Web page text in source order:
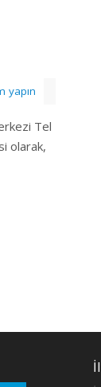
yapın
Tel
olarak,